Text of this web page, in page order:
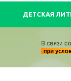
ДЕТСКАЯ
В связи
при